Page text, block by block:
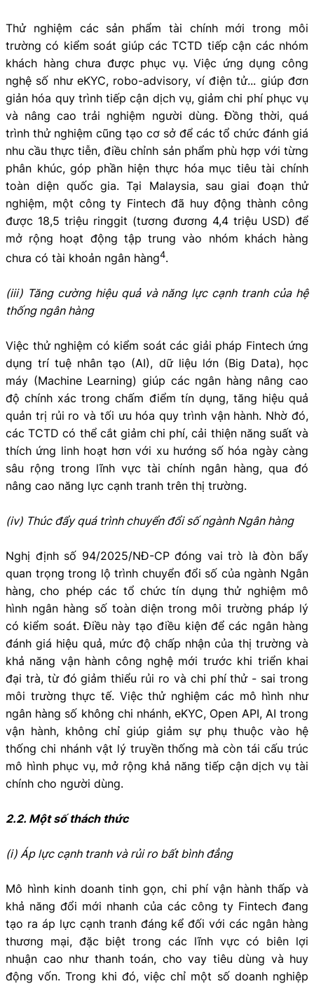
Thử nghiệm các sản phẩm tài chính mới trong môi
trường có kiểm soát giúp các TCTD tiếp cận các nhóm
khách hàng chưa được phục vụ. Việc ứng dụng công
nghệ số như eKYC, robo-advisory, ví điện tử... giúp đơn
giản hóa quy trình tiếp cận dịch vụ, giảm chi phí phục vụ
và nâng cao trải nghiệm người dùng. Đồng thời, quá
trình thử nghiệm cũng tạo cơ sở để các tổ chức đánh giá
nhu cầu thực tiễn, điều chỉnh sản phẩm phù hợp với từng
phân khúc, góp phần hiện thực hóa mục tiêu tài chính
toàn diện quốc gia. Tại Malaysia, sau giai đoạn thử
nghiệm, một công ty Fintech đã huy động thành công
được 18,5 triệu ringgit (tương đương 4,4 triệu USD) để
mở rộng hoạt động tập trung vào nhóm khách hàng
chưa có tài khoản ngân hàng4.
(iii) Tăng cường hiệu quả và năng lực cạnh tranh của hệ
thống ngân hàng
Việc thử nghiệm có kiểm soát các giải pháp Fintech ứng
dụng trí tuệ nhân tạo (AI), dữ liệu lớn (Big Data), học
máy (Machine Learning) giúp các ngân hàng nâng cao
độ chính xác trong chấm điểm tín dụng, tăng hiệu quả
quản trị rủi ro và tối ưu hóa quy trình vận hành. Nhờ đó,
các TCTD có thể cắt giảm chi phí, cải thiện năng suất và
thích ứng linh hoạt hơn với xu hướng số hóa ngày càng
sâu rộng trong lĩnh vực tài chính ngân hàng, qua đó
nâng cao năng lực cạnh tranh trên thị trường.
(iv) Thúc đẩy quá trình chuyển đổi số ngành Ngân hàng
Nghị định số 94/2025/NĐ-CP đóng vai trò là đòn bẩy
quan trọng trong lộ trình chuyển đổi số của ngành Ngân
hàng, cho phép các tổ chức tín dụng thử nghiệm mô
hình ngân hàng số toàn diện trong môi trường pháp lý
có kiểm soát. Điều này tạo điều kiện để các ngân hàng
đánh giá hiệu quả, mức độ chấp nhận của thị trường và
khả năng vận hành công nghệ mới trước khi triển khai
đại trà, từ đó giảm thiểu rủi ro và chi phí thử - sai trong
môi trường thực tế. Việc thử nghiệm các mô hình như
ngân hàng số không chi nhánh, eKYC, Open API, AI trong
vận hành, không chỉ giúp giảm sự phụ thuộc vào hệ
thống chi nhánh vật lý truyền thống mà còn tái cấu trúc
mô hình phục vụ, mở rộng khả năng tiếp cận dịch vụ tài
chính cho người dùng.
2.2. Một số thách thức
(i) Áp lực cạnh tranh và rủi ro bất bình đẳng
Mô hình kinh doanh tinh gọn, chi phí vận hành thấp và
khả năng đổi mới nhanh của các công ty Fintech đang
tạo ra áp lực cạnh tranh đáng kể đối với các ngân hàng
thương mại, đặc biệt trong các lĩnh vực có biên lợi
nhuận cao như thanh toán, cho vay tiêu dùng và huy
động vốn. Trong khi đó, việc chỉ một số doanh nghiệp